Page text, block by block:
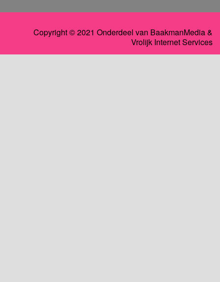
Copyright © 2021 Onderdeel van BaakmanMedia&
Vrolijk Internet Services